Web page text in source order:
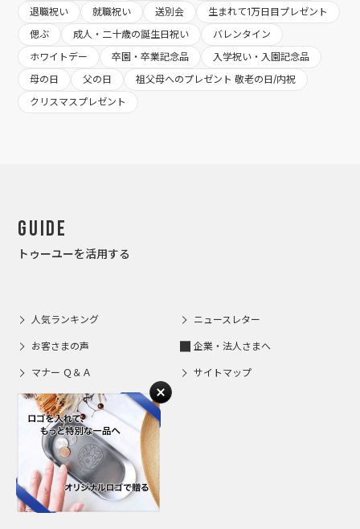
退職祝い
就職祝い 送別会
生まれて1万日目プレゼント
偲ぶ
成人・二十歳の誕生日祝い
バレンタイン
ホワイトデー
卒園・卒業記念品
入学祝い・入園記念品
母の日
父の日
祖父母へのプレゼント 敬老の日/内祝
クリスマスプレゼント
Guide
トゥーユーを活用する
人気ランキング ニュースレター
お客さまの声 企業・法人さまへ
マナー Ｑ＆Ａ サイトマップ
Support
利用サポート